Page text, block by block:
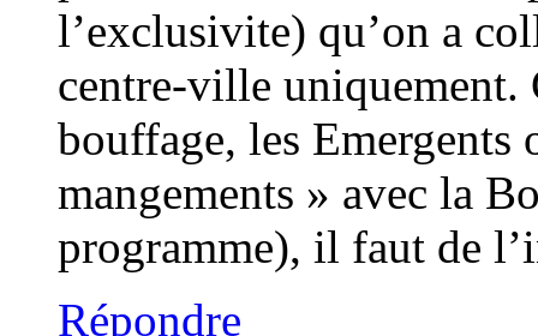
l’exclusivite) qu’on a
centre-ville uniquement.
bouffage, les
mangements » avec la
programme), il faut de
Répondre